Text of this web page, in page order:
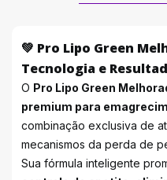
💚 Pro Lipo Green
Tecnologia e
O Pro Lipo Green
premium para
combinação exclusiva de
mecanismos da perda de
Sua fórmula inteligente